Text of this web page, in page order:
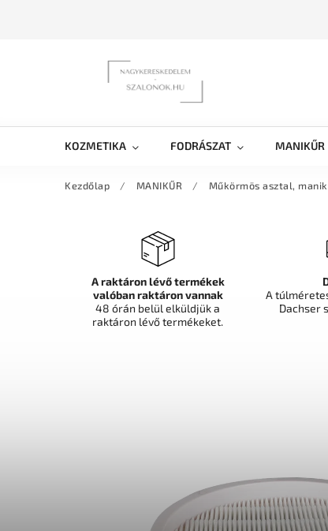
KOZMETIKA FODRÁSZAT MANIKŰR
Kezdőlap / MANIKŰR / Műkörmös asztal,
A raktáron lévő termékek
valóban raktáron vannak
48 órán belül elküldjük a
raktáron lévő termékeket.
A
Dachser